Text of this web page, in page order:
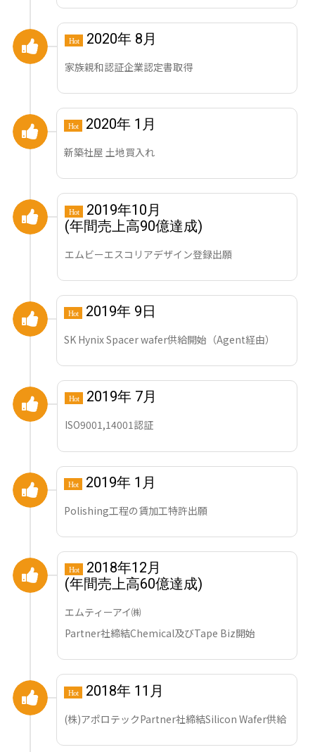
Hot 2020年 8月
家族親和認証企業認定書取得
Hot 2020年 1月
新築社屋 土地買入れ
Hot
2019年10月
(年間売上高90億達成)
エムビーエスコリアデザイン登録出願
Hot 2019年 9日
SK Hynix Spacer wafer供給開始（Agent経由）
Hot 2019年 7月
ISO9001,14001認証
Hot 2019年 1月
Polishing工程の賃加工特許出願
Hot
2018年12月
(年間売上高60億達成)
エムティーアイ㈱
Partner社締結Chemical及びTape Biz開始
Hot 2018年 11月
(株)アポロテックPartner社締結Silicon Wafer供給